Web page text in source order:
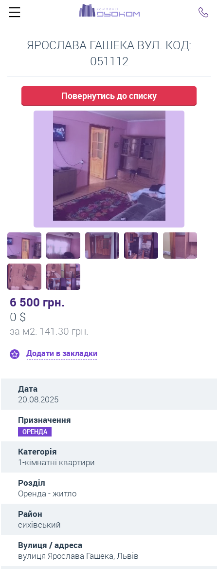
ЯРОСЛАВА ГАШЕКА ВУЛ. КОД:
051112
Повернутись до списку
6 500 грн.
0 $
за м2: 141.30 грн.
Додати в закладки
Дата
20.08.2025
Призначення
ОРЕНДА
Категорія
1-кімнатні квартири
Розділ
Оренда - житло
Район
сихівський
Вулиця / адреса
вулиця Ярослава Гашека, Львів